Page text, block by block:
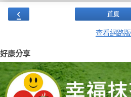
‹ 首頁
查看網路版
好康分享